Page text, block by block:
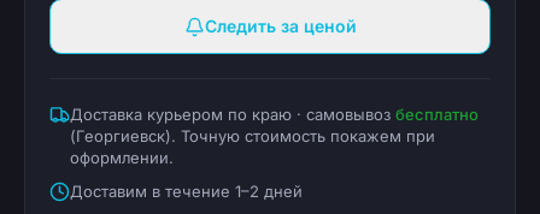
Следить за ценой
Доставка курьером по краю · самовывоз бесплатно
(Георгиевск). Точную стоимость покажем при
оформлении.
Доставим в течение 1–2 дней